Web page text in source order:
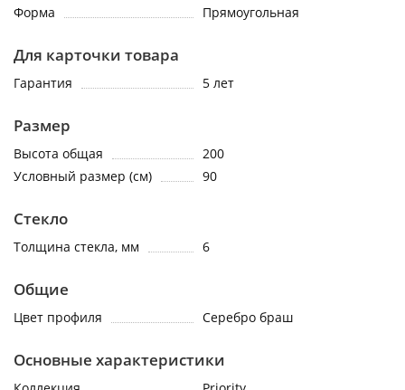
Форма
Прямоугольная
Для карточки товара
Гарантия 5 лет
Размер
Высота общая
200
Условный размер (см)
90
Стекло
Толщина стекла, мм 6
Общие
Цвет профиля Серебро браш
Основные характеристики